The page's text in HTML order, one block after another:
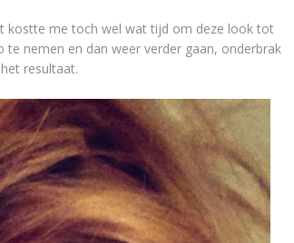
kostte me toch wel wat tijd om deze look tot
nemen en dan weer verder gaan, onderbrak
resultaat.